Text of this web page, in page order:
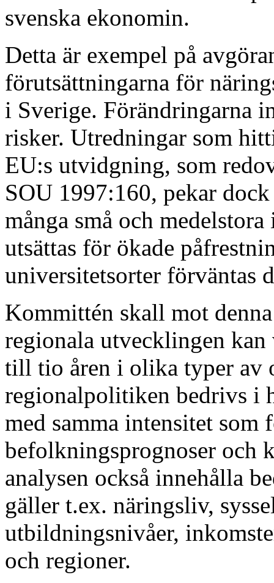
svenska ekonomin.
Detta är exempel på
förutsättningarna för
i Sverige. Förändringarna
risker. Utredningar som
EU:s utvidgning, som
SOU 1997:160, pekar
många små och
utsättas för ökade
universitetsorter förväntas
Kommittén skall mot
regionala utvecklingen kan
till tio åren i olika typer av
regionalpolitiken bedrivs i
med samma intensitet som
befolkningsprognoser och
analysen också innehålla
gäller t.ex. näringsliv,
utbildningsnivåer,
och regioner.